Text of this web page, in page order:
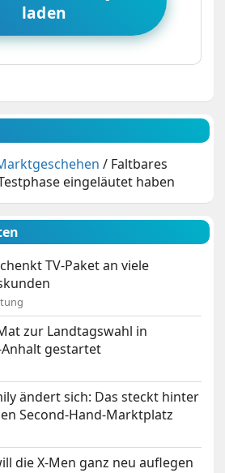
laden
/ Faltbares
eingeläutet haben
TV-Paket an viele
zur Landtagswahl in
Anhalt gestartet
ändert sich: Das steckt hinter
Second-Hand-Marktplatz
die X-Men ganz neu auflegen